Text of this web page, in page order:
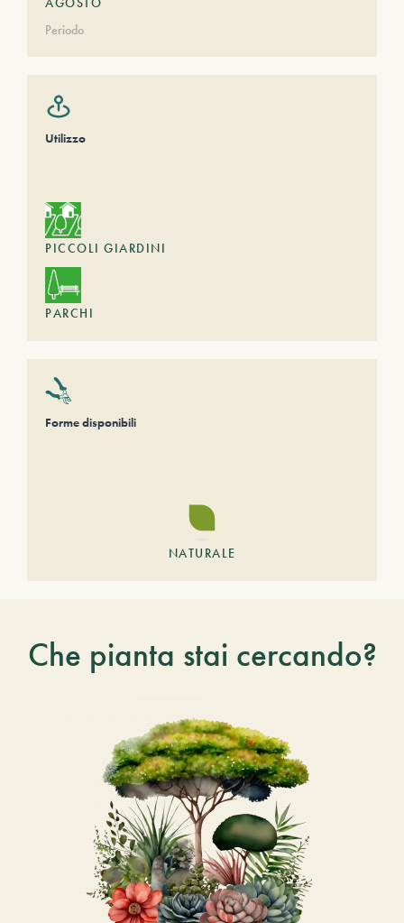
Periodo
Utilizzo
PICCOLI GIARDINI
PARCHI
Forme disponibili
NATURALE
Che pianta stai cercando?